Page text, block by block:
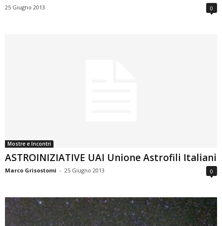
25 Giugno 2013 0
Mostre e Incontri
ASTROINIZIATIVE UAI Unione Astrofili Italiani
Marco Grisostomi - 25 Giugno 2013 0